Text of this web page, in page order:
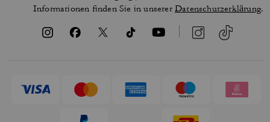
Informationen finden Sie in unsererDatenschutzerklärung.